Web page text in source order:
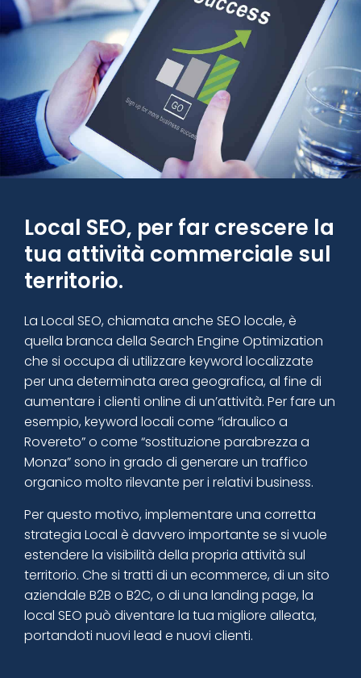
Local SEO, per far crescere la
tua attività commerciale sul
territorio.
La Local SEO, chiamata anche SEO locale, è
quella branca della Search Engine Optimization
che si occupa di utilizzare keyword localizzate
per una determinata area geografica, al fine di
aumentare i clienti online di un’attività. Per fare un
esempio, keyword locali come “idraulico a
Rovereto” o come “sostituzione parabrezza a
Monza” sono in grado di generare un traffico
organico molto rilevante per i relativi business.
Per questo motivo, implementare una corretta
strategia Local è davvero importante se si vuole
estendere la visibilità della propria attività sul
territorio. Che si tratti di un ecommerce, di un sito
aziendale B2B o B2C, o di una landing page, la
local SEO può diventare la tua migliore alleata,
portandoti nuovi lead e nuovi clienti.